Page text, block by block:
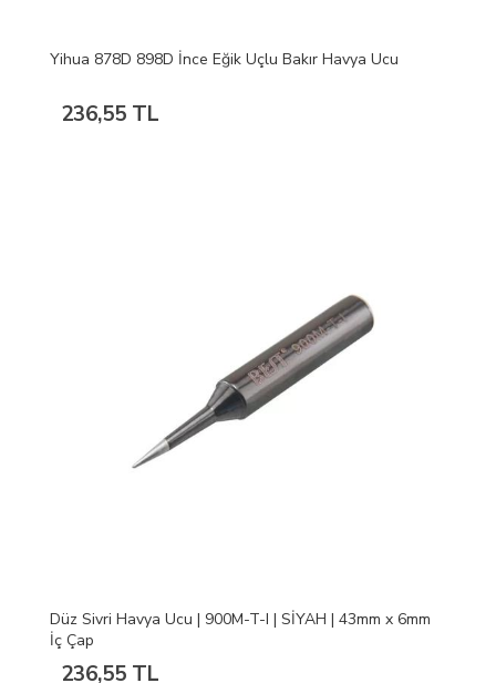
Yihua 878D 898D İnce Eğik Uçlu Bakır Havya Ucu
236,55 TL
Düz Sivri Havya Ucu | 900M-T-I | SİYAH | 43mm x 6mm
İç Çap
236,55 TL